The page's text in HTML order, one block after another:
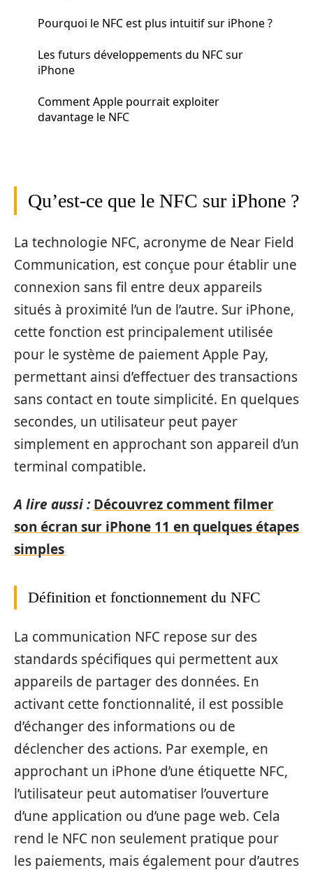
Pourquoi le NFC est plus intuitif sur iPhone ?
Les futurs développements du NFC sur
iPhone
Comment Apple pourrait exploiter
davantage le NFC
Qu’est-ce que le NFC sur iPhone ?
La technologie NFC, acronyme de Near Field
Communication, est conçue pour établir une
connexion sans fil entre deux appareils
situés à proximité l’un de l’autre. Sur iPhone,
cette fonction est principalement utilisée
pour le système de paiement Apple Pay,
permettant ainsi d’effectuer des transactions
sans contact en toute simplicité. En quelques
secondes, un utilisateur peut payer
simplement en approchant son appareil d’un
terminal compatible.
A lire aussi : Découvrez comment filmer
son écran sur iPhone 11 en quelques étapes
simples
Définition et fonctionnement du NFC
La communication NFC repose sur des
standards spécifiques qui permettent aux
appareils de partager des données. En
activant cette fonctionnalité, il est possible
d’échanger des informations ou de
déclencher des actions. Par exemple, en
approchant un iPhone d’une étiquette NFC,
l’utilisateur peut automatiser l’ouverture
d’une application ou d’une page web. Cela
rend le NFC non seulement pratique pour
les paiements, mais également pour d’autres